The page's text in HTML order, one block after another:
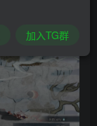
加入TG群